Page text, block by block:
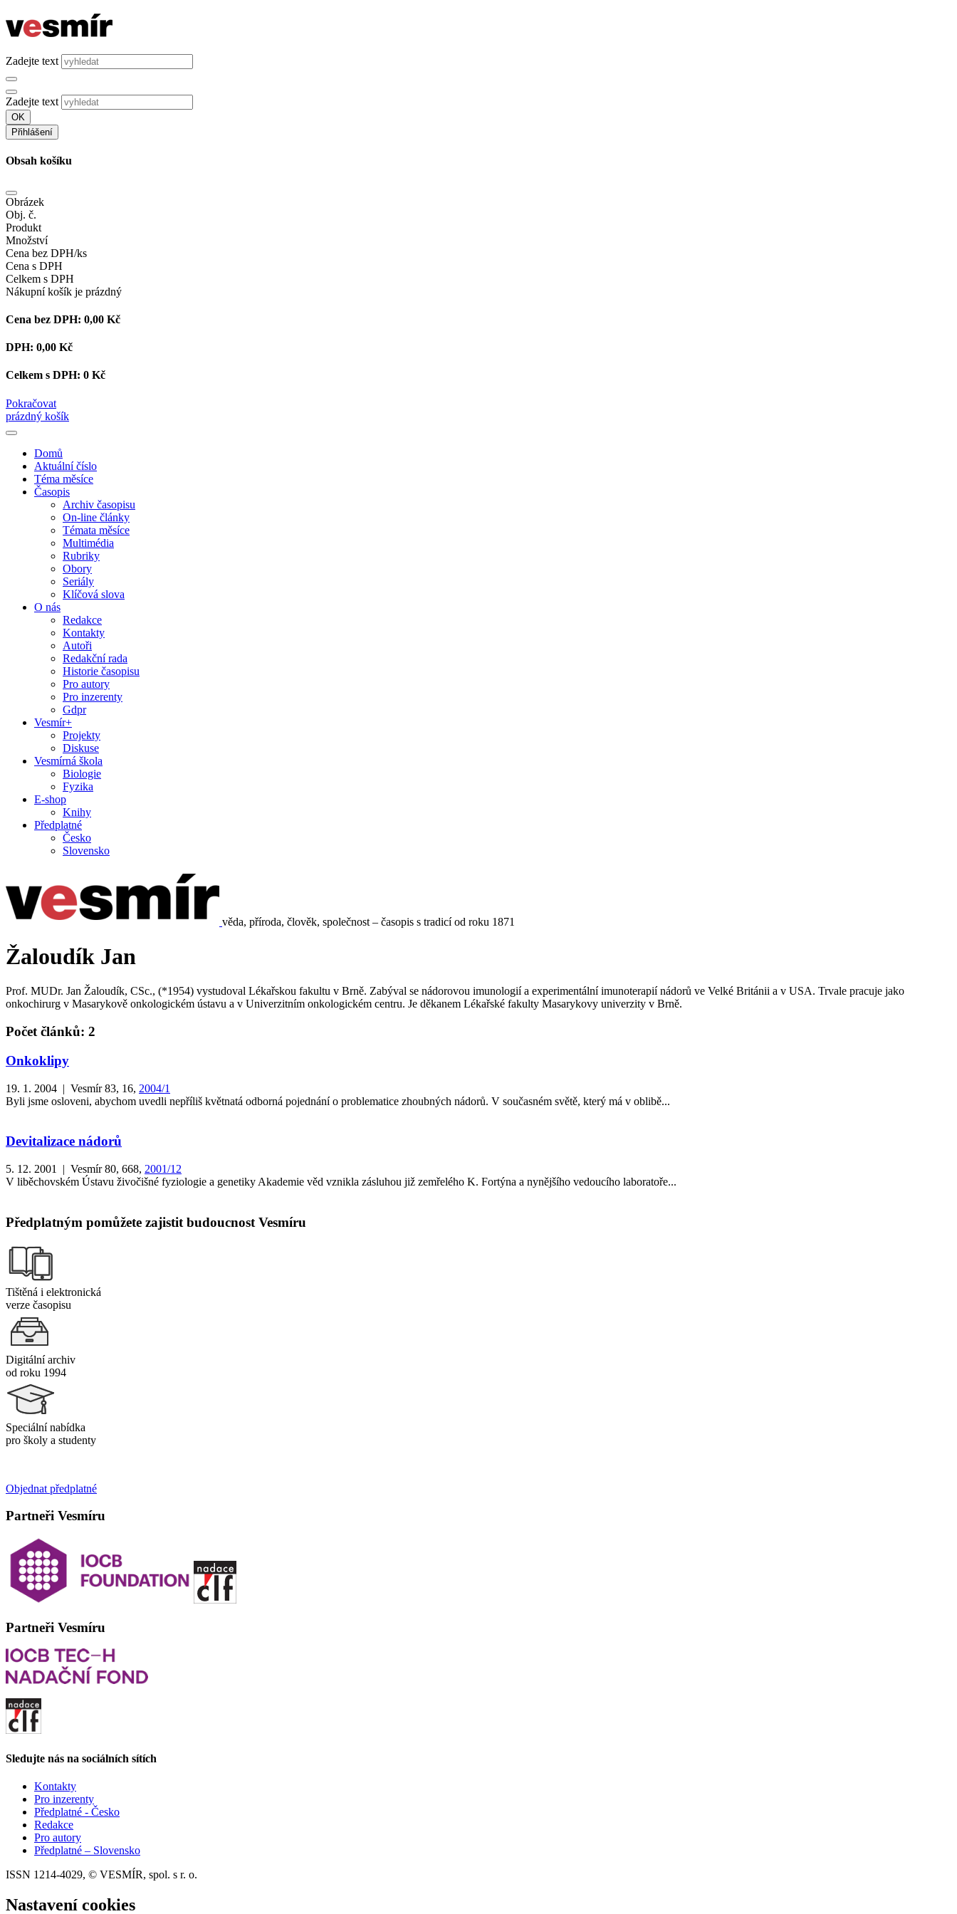
Zadejte text
Zadejte text
OK
Přihlášení
Obsah košíku
Obrázek
Obj. č.
Produkt
Množství
Cena bez DPH/ks
Cena s DPH
Celkem s DPH
Nákupní košík je prázdný
Cena bez DPH: 0,00 Kč
DPH: 0,00 Kč
Celkem s DPH: 0 Kč
Pokračovat
prázdný košík
Domů
Aktuální číslo
Téma měsíce
Časopis
Archiv časopisu
On-line články
Témata měsíce
Multimédia
Rubriky
Obory
Seriály
Klíčová slova
O nás
Redakce
Kontakty
Autoři
Redakční rada
Historie časopisu
Pro autory
Pro inzerenty
Gdpr
Vesmír+
Projekty
Diskuse
Vesmírná škola
Biologie
Fyzika
E-shop
Knihy
Předplatné
Česko
Slovensko
věda, příroda, člověk, společnost – časopis s tradicí od roku 1871
Žaloudík Jan
Prof. MUDr. Jan Žaloudík, CSc., (*1954) vystudoval Lékařskou fakultu v Brně. Zabýval se nádorovou imunologií a experimentální imunoterapií nádorů ve Velké Británii a v USA. Trvale pracuje jako
onkochirurg v Masarykově onkologickém ústavu a v Univerzitním onkologickém centru. Je děkanem Lékařské fakulty Masarykovy univerzity v Brně.
Počet článků: 2
Onkoklipy
19. 1. 2004 | Vesmír 83, 16, 2004/1
Byli jsme osloveni, abychom uvedli nepříliš květnatá odborná pojednání o problematice zhoubných nádorů. V současném světě, který má v oblibě...
Devitalizace nádorů
5. 12. 2001 | Vesmír 80, 668, 2001/12
V liběchovském Ústavu živočišné fyziologie a genetiky Akademie věd vznikla zásluhou již zemřelého K. Fortýna a nynějšího vedoucího laboratoře...
Předplatným pomůžete zajistit budoucnost Vesmíru
Tištěná i elektronická
verze časopisu
Digitální archiv
od roku 1994
Speciální nabídka
pro školy a studenty
Objednat předplatné
Partneři Vesmíru
Partneři Vesmíru
Sledujte nás na sociálních sítích
Kontakty
Pro inzerenty
Předplatné - Česko
Redakce
Pro autory
Předplatné – Slovensko
ISSN 1214-4029, © VESMÍR, spol. s r. o.
Nastavení cookies